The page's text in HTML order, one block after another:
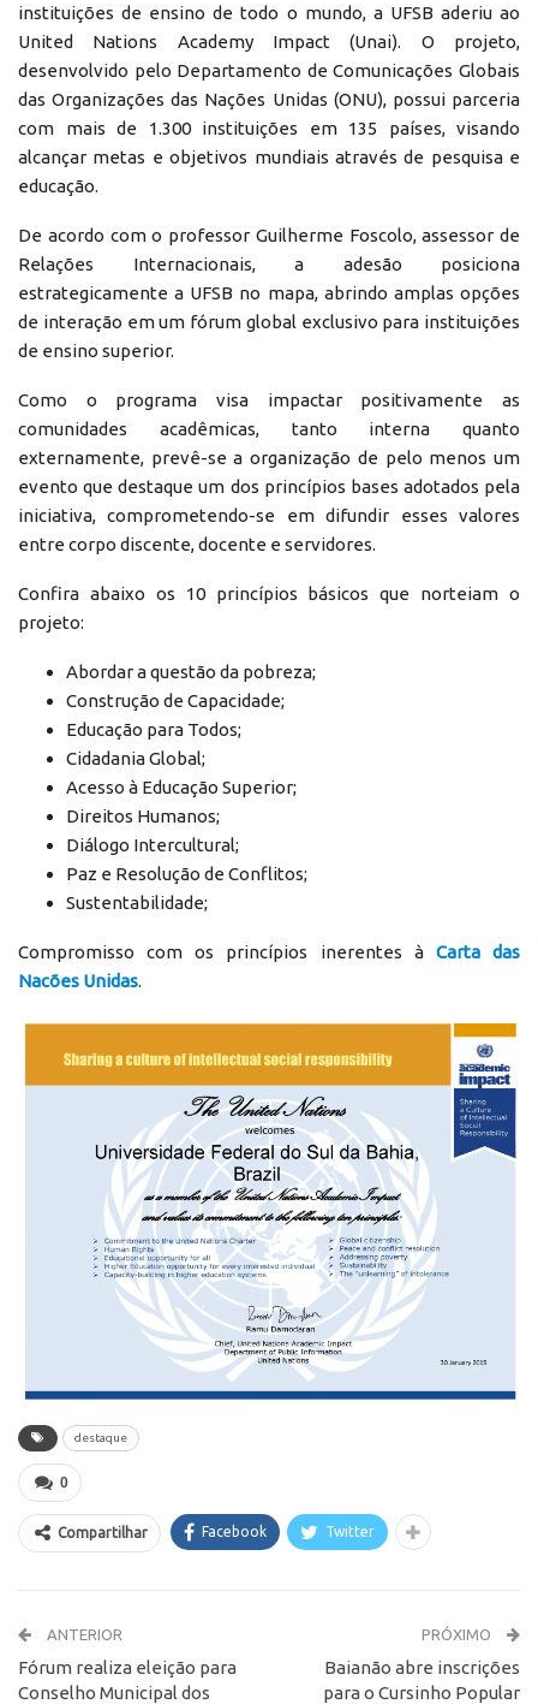
instituições de ensino de todo o mundo, a UFSB aderiu ao
United Nations Academy Impact (Unai). O projeto,
desenvolvido pelo Departamento de Comunicações Globais
das Organizações das Nações Unidas (ONU), possui parceria
com mais de 1.300 instituições em 135 países, visando
alcançar metas e objetivos mundiais através de pesquisa e
educação.
De acordo com o professor Guilherme Foscolo, assessor de
Relações Internacionais, a adesão posiciona
estrategicamente a UFSB no mapa, abrindo amplas opções
de interação em um fórum global exclusivo para instituições
de ensino superior.
Como o programa visa impactar positivamente as
comunidades acadêmicas, tanto interna quanto
externamente, prevê-se a organização de pelo menos um
evento que destaque um dos princípios bases adotados pela
iniciativa, comprometendo-se em difundir esses valores
entre corpo discente, docente e servidores.
Confira abaixo os 10 princípios básicos que norteiam o
projeto:
Abordar a questão da pobreza;
Construção de Capacidade;
Educação para Todos;
Cidadania Global;
Acesso à Educação Superior;
Direitos Humanos;
Diálogo Intercultural;
Paz e Resolução de Conflitos;
Sustentabilidade;
Compromisso com os princípios inerentes à Carta das
Nacões Unidas.
destaque
0
Compartilhar Facebook Twitter
ANTERIOR
Fórum realiza eleição para
Conselho Municipal dos
PRÓXIMO
Baianão abre inscrições
para o Cursinho Popular